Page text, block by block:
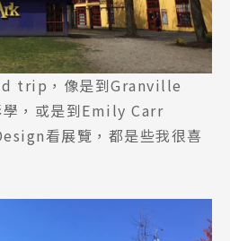
消息
惠
trip，像是到Granville
，或是到Emily Carr
看展覽，都是些我很喜